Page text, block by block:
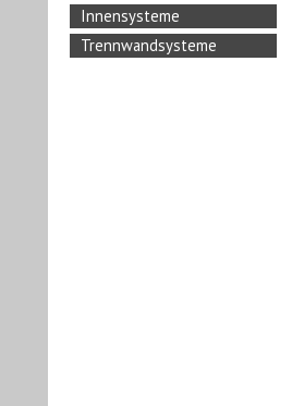
Innensysteme
Trennwandsysteme